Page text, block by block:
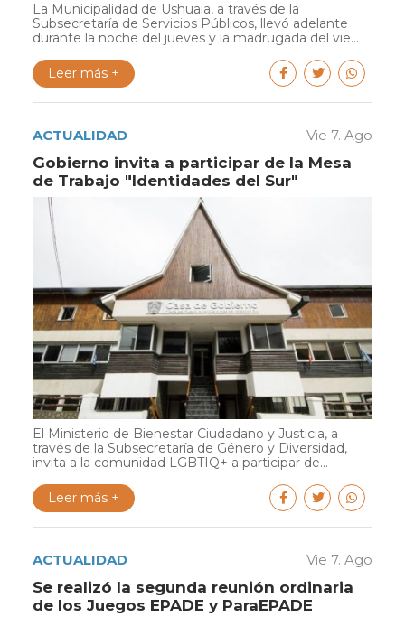
La Municipalidad de Ushuaia, a través de la
Subsecretaría de Servicios Públicos, llevó adelante
durante la noche del jueves y la madrugada del vie...
Leer más +
ACTUALIDAD Vie 7. Ago
Gobierno invita a participar de la Mesa
de Trabajo "Identidades del Sur"
El Ministerio de Bienestar Ciudadano y Justicia, a
través de la Subsecretaría de Género y Diversidad,
invita a la comunidad LGBTIQ+ a participar de...
Leer más +
ACTUALIDAD Vie 7. Ago
Se realizó la segunda reunión ordinaria
de los Juegos EPADE y ParaEPADE